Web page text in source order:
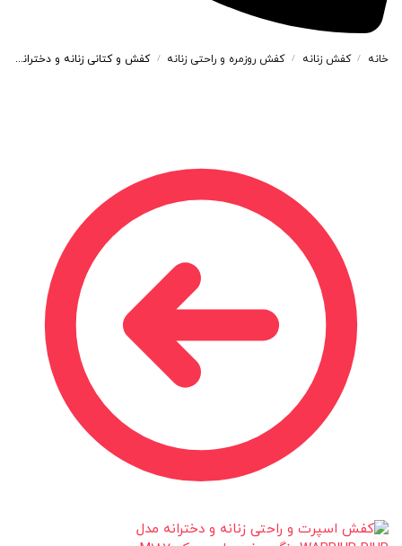
خانه / کفش زنانه / کفش روزمره و راحتی زنانه / کفش و کتانی زنانه و دخترانه راحتی رنگ طوسی کد M358